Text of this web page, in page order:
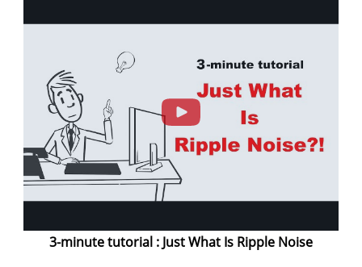
3-minute tutorial : Just What Is Ripple Noise